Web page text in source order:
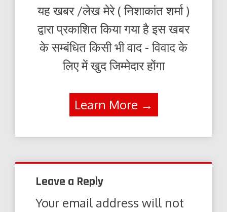
यह खबर /लेख मेरे ( निशाकांत शर्मा )
द्वारा प्रकाशित किया गया है इस खबर
के सम्बंधित किसी भी वाद - विवाद के
लिए में खुद जिम्मेदार होंगा
Learn More →
Leave a Reply
Your email address will not